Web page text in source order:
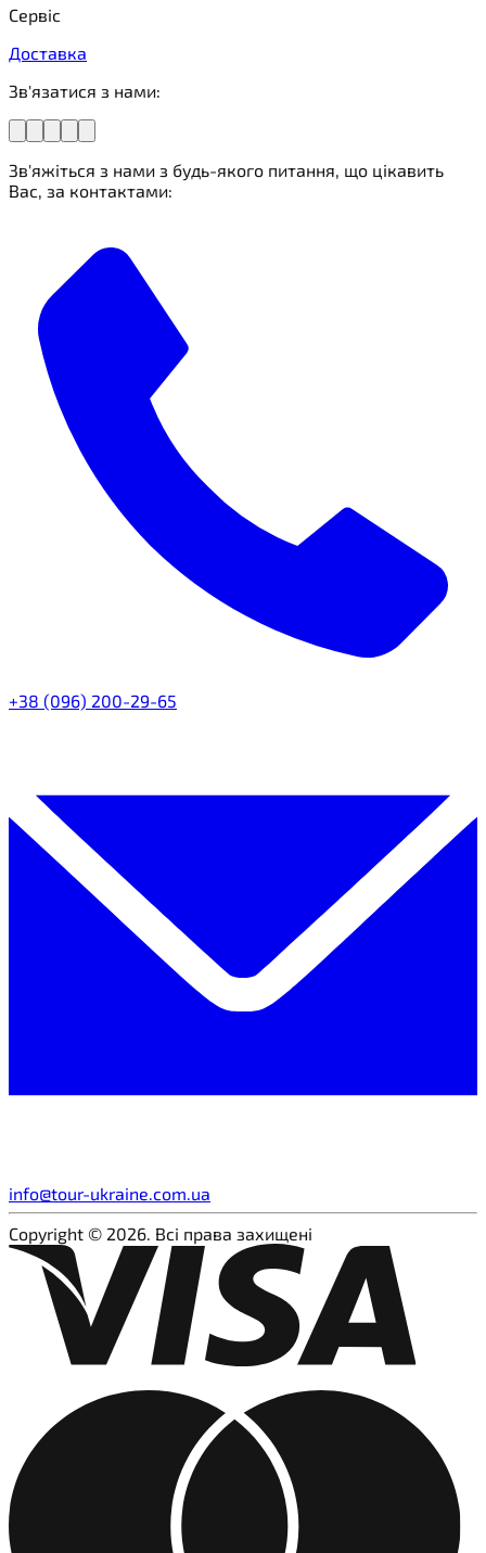
Сервіс
Доставка
Зв'язатися з нами:
Зв'яжіться з нами з будь-якого питання, що цікавить
Вас, за контактами:
+38 (096) 200-29-65
info@tour-ukraine.com.ua
Copyright © 2026. Всі права захищені